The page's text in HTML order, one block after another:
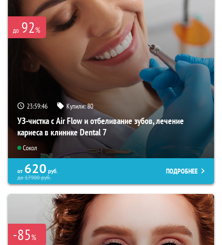
до 92%
23:59:45 Купили:80
УЗ-чистка с Air Flow и отбеливание зубов, лечение
кариеса в клинике Dental 7
Сокол
от 620 руб.
до17900руб.
ПОДРОБНЕЕ
-85%